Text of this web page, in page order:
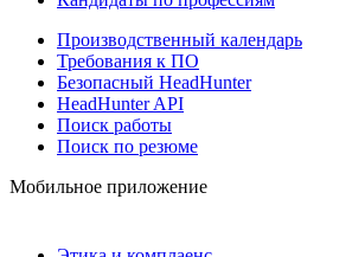
Производственный календарь
Требования к ПО
Безопасный HeadHunter
HeadHunter API
Поиск работы
Поиск по резюме
Мобильное приложение